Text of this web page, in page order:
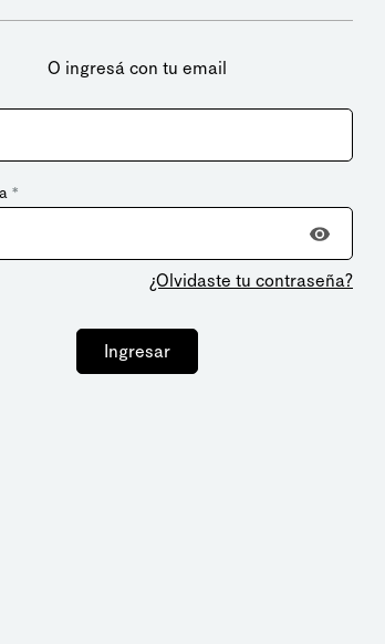
O ingresá con tu email
*
¿Olvidaste tu contraseña?
Ingresar